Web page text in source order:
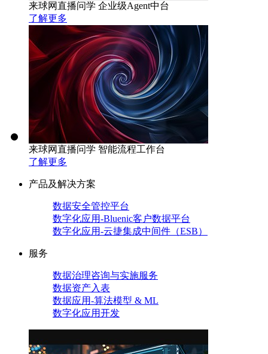
来球网直播问学 企业级Agent中台
了解更多
来球网直播问学 智能流程工作台
了解更多
产品及解决方案
数据安全管控平台
数字化应用-Bluenic客户数据平台
数字化应用-云捷集成中间件（ESB）
服务
数据治理咨询与实施服务
数据资产入表
数据应用-算法模型 & ML
数字化应用开发